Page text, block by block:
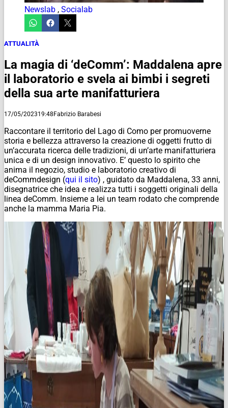
Newslab , Socialab
ATTUALITÀ
La magia di ‘deComm’: Maddalena apre
il laboratorio e svela ai bimbi i segreti
della sua arte manifatturiera
17/05/202319:48Fabrizio Barabesi
Raccontare il territorio del Lago di Como per promuoverne
storia e bellezza attraverso la creazione di oggetti frutto di
un’accurata ricerca delle tradizioni, di un’arte manifatturiera
unica e di un design innovativo. E’ questo lo spirito che
anima il negozio, studio e laboratorio creativo di
deCommdesign (qui il sito) , guidato da Maddalena, 33 anni,
disegnatrice che idea e realizza tutti i soggetti originali della
linea deComm. Insieme a lei un team rodato che comprende
anche la mamma Maria Pia.